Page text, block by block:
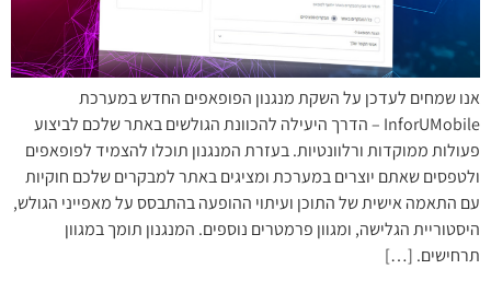
אנו שמחים לעדכן על השקת מנגנון הפופאפים החדש במערכת
InforUMobile – הדרך היעילה להכוונת הגולשים באתר שלכם לביצוע
פעולות ממוקדות ורלוונטיות. בעזרת המנגנון תוכלו להצמיד לפופאפים
ולטפסים שאתם יוצרים במערכת ומציגים באתר למבקרים שלכם חוקיות
עם התאמה אישית של התוכן ועיתוי ההופעה בהתבסס על מאפייני הגולש,
היסטוריית הגלישה, ומגוון פרמטרים נוספים. המנגנון תומך במגוון
תרחישים. […]